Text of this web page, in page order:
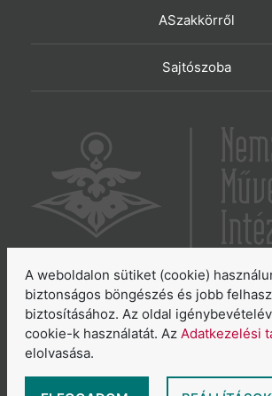
ASzakkörről
Sajtószoba
6065 Lakitelek, Szentkirályi
E-mail:aszakkor@nmi.hu
E-mail: titkarsag@nmi.hu
Adatkezelési tájékoztató
A weboldalon sütiket (cookie)
biztonságos böngészés és jobb
biztosításához. Az oldal
cookie-k használatát. Az Adatkezelési
elolvasása.